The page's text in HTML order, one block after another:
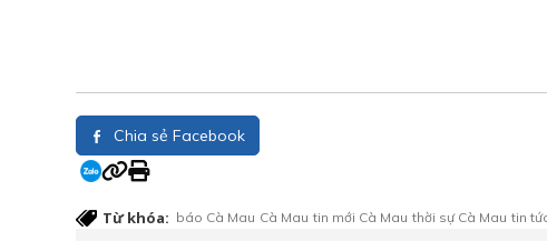
Chia sẻ Facebook
Từ khóa: báo Cà Mau Cà Mau tin mới Cà Mau thời sự Cà Mau tin